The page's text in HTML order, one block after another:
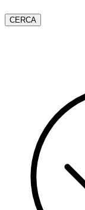
CERCA